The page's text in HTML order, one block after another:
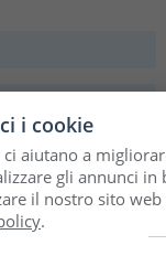
sistemi ibridi;
i cookie
ci aiutano a
gli annunci in
il nostro sito
.